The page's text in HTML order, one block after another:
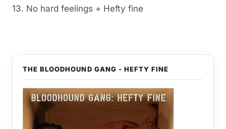
13. No hard feelings + Hefty fine
THE BLOODHOUND GANG - HEFTY FINE